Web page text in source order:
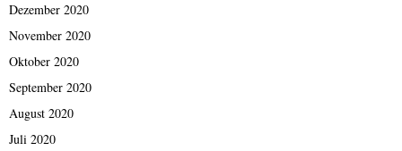
Dezember 2020
November 2020
Oktober 2020
September 2020
August 2020
Juli 2020